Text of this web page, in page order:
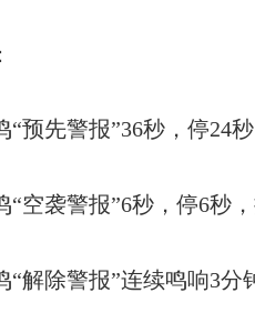
预先警报”36秒，停24秒
空袭警报”6秒，停6秒，
解除警报”连续鸣响3分